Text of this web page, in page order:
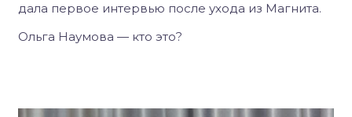
дала первое интервью после ухода из Магнита.
Ольга Наумова — кто это?